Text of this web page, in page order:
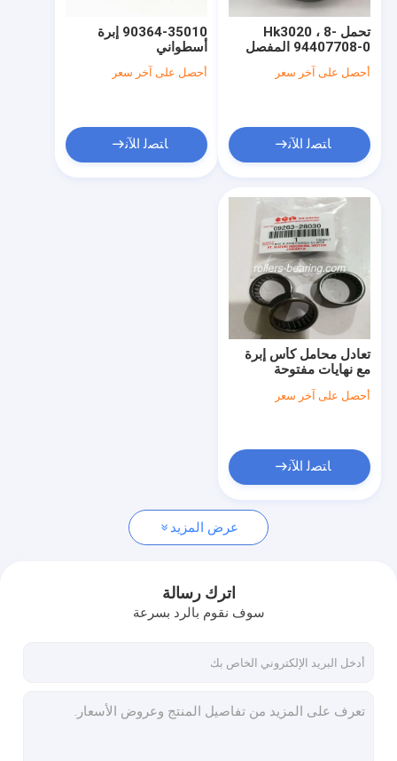
جولة في المعمل
أخبار
مدبب أسطواني
مخلب تحمل الإفراج
عجلة صرة تحمل
تحمل مشترك عالمي
أسطواني أسطواني
الموتر تحمل بكرة
فاصل محمل العجلة
90364-35010 إبرة
أسطواني
90364-T0009 0.16
أحصل على آخر سعر
ﺎﺘﺼﻟ ﺍﻶﻧ
تحمل Hk3020 ، 8-
94407708-0 المفصل
تحمل ل Isuzu Ucs17
4ze1
أحصل على آخر سعر
ﺎﺘﺼﻟ ﺍﻶﻧ
تعادل محامل كأس إبرة
مع نهايات مفتوحة
Bkm2538uuh
أحصل على آخر سعر
ﺎﺘﺼﻟ ﺍﻶﻧ
عرض المزيد
اترك رسالة
سوف نقوم بالرد بسرعة